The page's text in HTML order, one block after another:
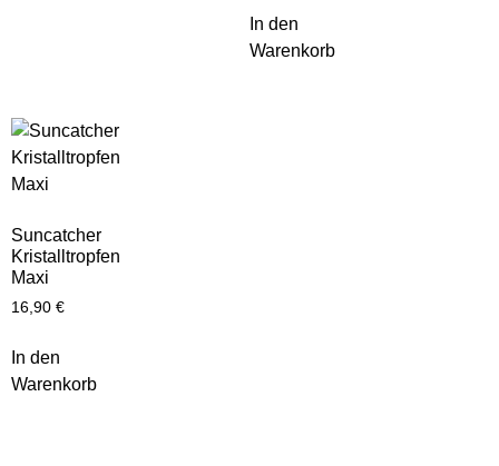
In den
Warenkorb
Suncatcher
Kristalltropfen
Maxi
16,90 €
In den
Warenkorb